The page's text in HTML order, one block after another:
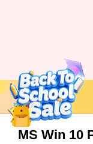
MS Win 10